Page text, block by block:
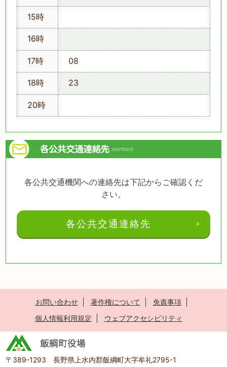
15時
16時
17時 08
18時 23
20時
各公共交通機関への連絡先は下記からご確認くだ
さい。
各公共交通連絡先
お問い合わせ 著作権について
免責事項
個人情報利用規定
ウェブアクセシビリティ
〒389-1293 長野県上水内郡飯綱町大字牟礼2795-1